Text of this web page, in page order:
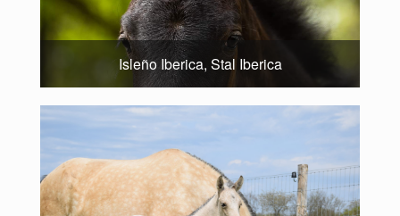
Isleño Iberica, Stal Iberica